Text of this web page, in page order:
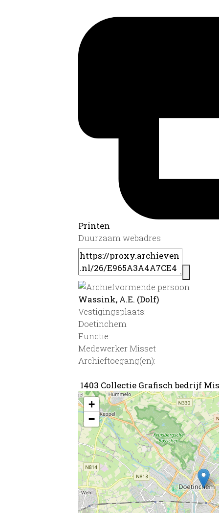
Printen
Duurzaam webadres
Wassink, A.E. (Dolf)
Vestigingsplaats:
Doetinchem
Functie:
Medewerker Misset
Archieftoegang(en):
1403 Collectie Grafisch bedrijf
+
−